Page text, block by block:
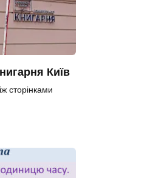
Київ
сторінками